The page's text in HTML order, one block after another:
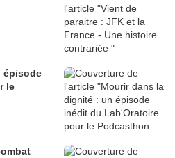
épisode
le